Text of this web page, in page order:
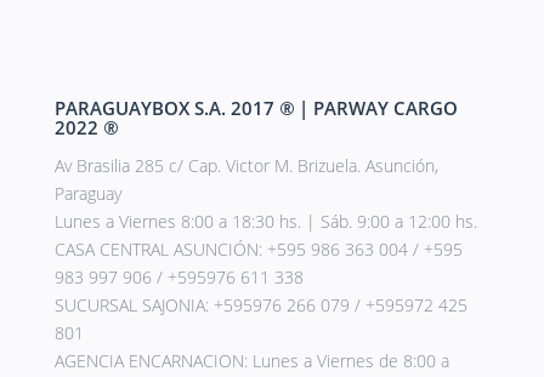
PARAGUAYBOX S.A. 2017 ® | PARWAY CARGO
2022 ®
Av Brasilia 285 c/ Cap. Victor M. Brizuela. Asunción,
Paraguay
Lunes a Viernes 8:00 a 18:30 hs. | Sáb. 9:00 a 12:00 hs.
CASA CENTRAL ASUNCIÓN: +595 986 363 004 / +595
983 997 906 / +595976 611 338
SUCURSAL SAJONIA: +595976 266 079 / +595972 425
801
AGENCIA ENCARNACION: Lunes a Viernes de 8:00 a